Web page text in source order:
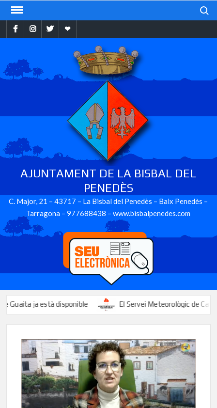
Skip
contentFacebookInstragram
TwitterEbando
AJUNTAMENT DE LA BISBAL DEL
PENEDÈS
C. Major, 21 – 43717 – La Bisbal del Penedès – Baix Penedès –
Tarragona – 977688438 – www.bisbalpenedes.com
ja està disponible El Servei Meteorològic de Catalunya